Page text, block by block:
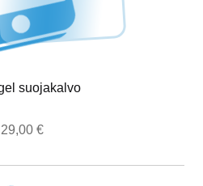
suojakalvo
29,00 €